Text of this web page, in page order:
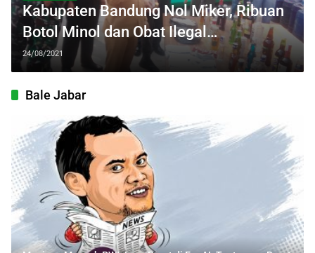
Kabupaten Bandung Nol Miker, Ribuan
Botol Minol dan Obat Ilegal
Dimusnahkan
24/08/2021
Bale Jabar